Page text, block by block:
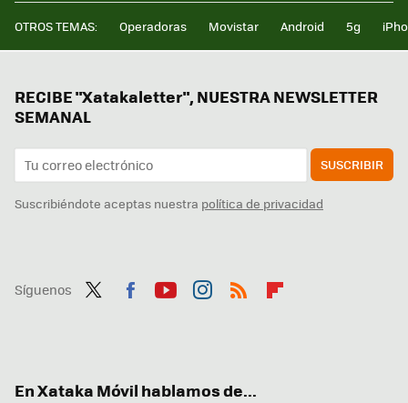
OTROS TEMAS: Operadoras Movistar Android 5g
RECIBE "Xatakaletter", NUESTRA NEWSLETTER
SEMANAL
SUSCRIBIR
Suscribiéndote aceptas nuestra política de privacidad
Síguenos
En Xataka Móvil hablamos de...